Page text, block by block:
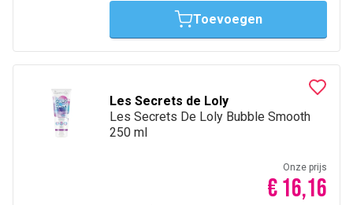
Toevoegen
Les Secrets de Loly
Les Secrets De Loly Bubble Smooth
250 ml
Onze prijs
€ 16,16